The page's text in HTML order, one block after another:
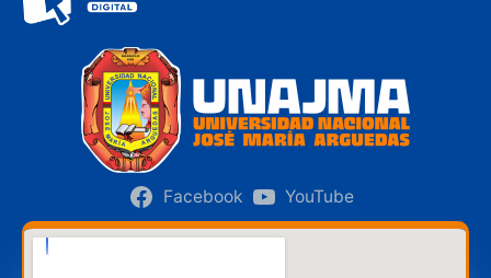
Facebook YouTube